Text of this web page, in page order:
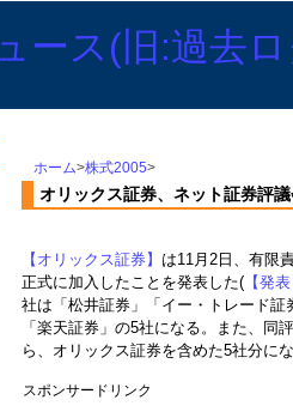
ホーム>株式2005>
オリックス証券、ネット証券評
【オリックス証券】 は11月2日、有限
正式に加入したことを発表した( 【発
社は「松井証券」「イー・トレード
「楽天証券」の5社になる。また、同
ら、オリックス証券を含めた5社分に
スポンサードリンク